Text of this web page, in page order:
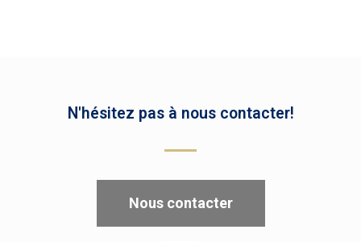
N'hésitez pas à nous contacter!
Nous contacter